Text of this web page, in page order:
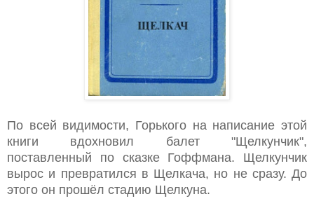
По всей видимости, Горького на написание этой
книги вдохновил балет "Щелкунчик",
поставленный по сказке Гоффмана. Щелкунчик
вырос и превратился в Щелкача, но не сразу. До
этого он прошёл стадию Щелкуна.